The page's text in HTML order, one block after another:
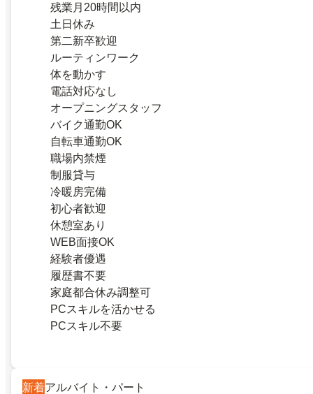
残業月20時間以内
土日休み
第二新卒歓迎
ルーティンワーク
体を動かす
電話対応なし
オープニングスタッフ
バイク通勤OK
自転車通勤OK
職場内禁煙
制服貸与
冷暖房完備
初心者歓迎
休憩室あり
WEB面接OK
経験者優遇
履歴書不要
家庭都合休み調整可
PCスキルを活かせる
PCスキル不要
新着アルバイト・パート